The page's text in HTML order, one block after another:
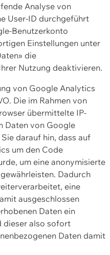
Analyse von
User-ID durchgeführt
Benutzerkonto
Einstellungen unter
die
Nutzung deaktivieren.
von Google Analytics
Die im Rahmen von
übermittelte IP-
Daten von Google
darauf hin, dass auf
um den Code
um eine anonymisierte
Dadurch
eine
ausgeschlossen
Daten ein
dieser also sofort
Daten damit